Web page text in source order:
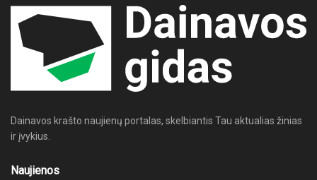
Dainavos krašto naujienų portalas, skelbiantis Tau aktualias žinias
ir įvykius.
Naujienos